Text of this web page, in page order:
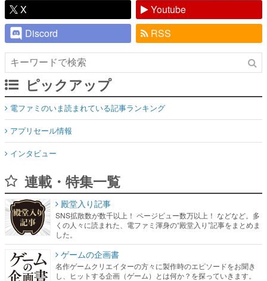
X
Youtube
Discord
RSS
ピックアップ
電ファミのいま読まれている記事ランキング
アプリセール情報
インタビュー
連載・特集一覧
殿堂入り記事
SNS拡散数が数千以上！ ページビュー数万以上！ などなど。多
くの人々に読まれた、電ファミ渾身の“殿堂入り”記事をまとめま
した。
ゲームの企画書
名作ゲームクリエイターの方々に製作時のエピソードをお聞き
し、ヒットする企画（ゲーム）とは何か？を探っていきます。